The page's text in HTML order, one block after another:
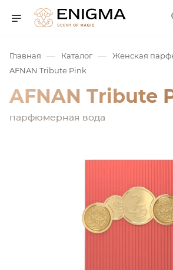
Главная — Каталог — Женская
AFNAN Tribute Pink
AFNAN Tribute
парфюмерная вода